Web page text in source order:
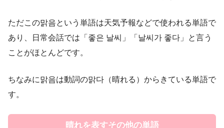
ただこの맑음という単語は天気予報などで使われる単語で
あり、日常会話では「좋은 날씨」「날씨가 좋다」と言う
ことがほとんどです。
ちなみに맑음は動詞の맑다（晴れる）からきている単語で
す。
晴れを表すその他の単語